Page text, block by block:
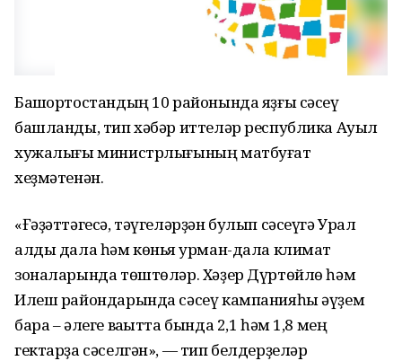
Башҡортостандың 10 районында яҙғы сәсеү
башланды, тип хәбәр иттеләр республика Ауыл
хужалығы министрлығының матбуғат
хеҙмәтенән.
«Ғәҙәттәгесә, тәүгеләрҙән булып сәсеүгә Урал
алды дала һәм көньяҡ урман-дала климат
зоналарында төштөләр. Хәҙер Дүртөйлө һәм
Илеш райондарында сәсеү кампанияһы әүҙем
бара – әлеге ваҡытта бында 2,1 һәм 1,8 мең
гектарҙа сәселгән», — тип белдерҙеләр